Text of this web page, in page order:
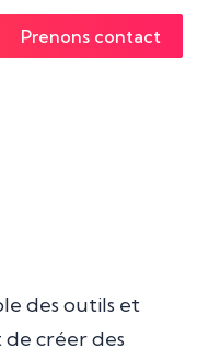
Prenons contact
des outils et
créer des